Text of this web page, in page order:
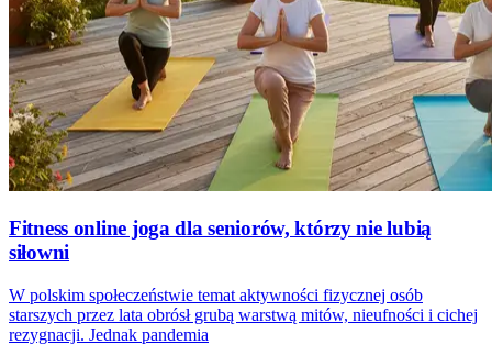
Fitness online joga dla seniorów, którzy nie lubią
siłowni
W polskim społeczeństwie temat aktywności fizycznej osób
starszych przez lata obrósł grubą warstwą mitów, nieufności i cichej
rezygnacji. Jednak pandemia